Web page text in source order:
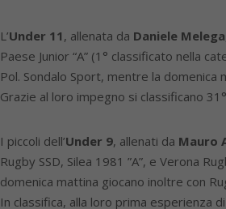
L’Under 11 , allenata da Daniele Melega
Paese Junior “A” (1° classificato nella
Pol. Sondalo Sport, mentre la domenica
Grazie al loro impegno si classificano
I piccoli dell’Under 9, allenati da Mauro
Rugby SSD, Silea 1981 ”A”, e Verona
domenica mattina giocano inoltre con
In classifica, alla loro prima esperienza